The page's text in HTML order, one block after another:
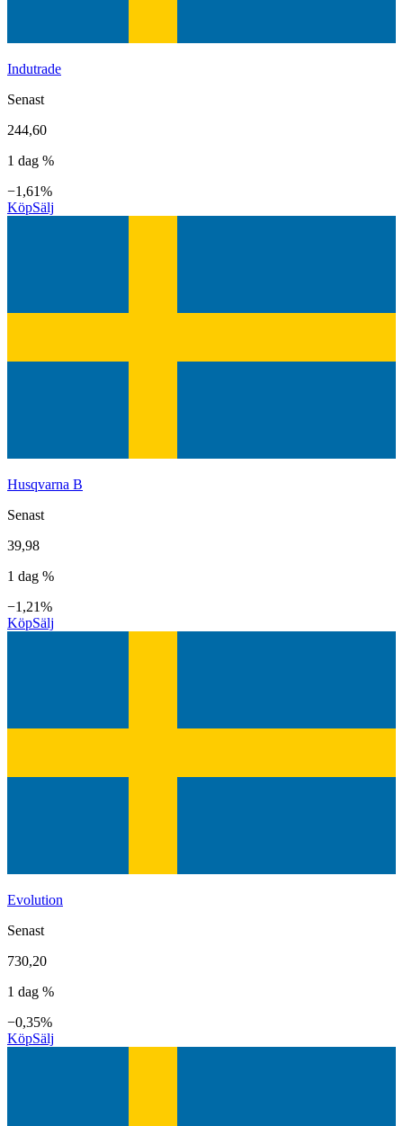
Indutrade
Senast
244,60
1 dag %
−1,61%
KöpSälj
Husqvarna B
Senast
39,98
1 dag %
−1,21%
KöpSälj
Evolution
Senast
730,20
1 dag %
−0,35%
KöpSälj